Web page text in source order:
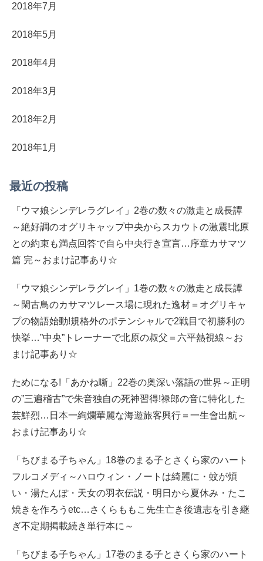
2018年7月
2018年5月
2018年4月
2018年3月
2018年2月
2018年1月
最近の投稿
「ウマ娘シンデレラグレイ」2巻の数々の激走と成長譚
～絶好調のオグリキャップ中央からスカウトの激震!北原
との約束も満点回答で自ら中央行き宣言…序章カサマツ
篇 完～おまけ記事あり☆
「ウマ娘シンデレラグレイ」1巻の数々の激走と成長譚
～閑古鳥のカサマツレース場に現れた逸材＝オグリキャ
プの物語始動!規格外のポテンシャルで2戦目で初勝利の
快挙…”中央”トレーナーで北原の叔父＝六平熱視線～お
まけ記事あり☆
ためになる!「あかね噺」22巻の奥深い落語の世界～正明
の”三遍稽古”で朱音独自の死神習得!禄郎の音に特化した
芸鮮烈…日本一絢爛華麗な海遊旅客興行＝一生會出航～
おまけ記事あり☆
「ちびまる子ちゃん」18巻のまる子とさくら家のハート
フルコメディ～ハロウィン・ノートは綺麗に・蚊が煩
い・湯たんぽ・天女の羽衣伝説・明日から夏休み・たこ
焼きを作ろうetc…さくらももこ先生亡き後遺志を引き継
ぎ不定期掲載続き単行本に～
「ちびまる子ちゃん」17巻のまる子とさくら家のハート